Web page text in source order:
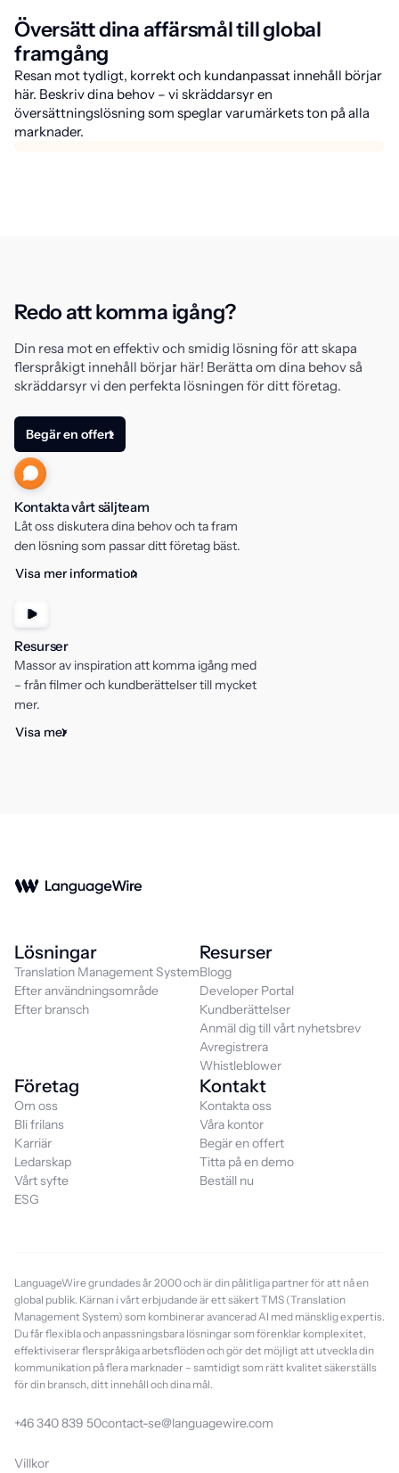
Översätt dina affärsmål till global
framgång
Resan mot tydligt, korrekt och kundanpassat innehåll börjar
här. Beskriv dina behov – vi skräddarsyr en
översättningslösning som speglar varumärkets ton på alla
marknader.
Redo att komma igång?
Din resa mot en effektiv och smidig lösning för att skapa
flerspråkigt innehåll börjar här! Berätta om dina behov så
skräddarsyr vi den perfekta lösningen för ditt företag.
Begär en offert
Kontakta vårt säljteam
Låt oss diskutera dina behov och ta fram
den lösning som passar ditt företag bäst.
Visa mer information
Resurser
Massor av inspiration att komma igång med
– från filmer och kundberättelser till mycket
mer.
Visa mer
Lösningar
Translation Management System
Efter användningsområde
Efter bransch
Resurser
Blogg
Developer Portal
Kundberättelser
Anmäl dig till vårt nyhetsbrev
Avregistrera
Whistleblower
Företag
Om oss
Bli frilans
Karriär
Ledarskap
Vårt syfte
ESG
Kontakt
Kontakta oss
Våra kontor
Begär en offert
Titta på en demo
Beställ nu
LanguageWire grundades år 2000 och är din pålitliga partner för att nå en
global publik. Kärnan i vårt erbjudande är ett säkert TMS (Translation
Management System) som kombinerar avancerad AI med mänsklig expertis.
Du får flexibla och anpassningsbara lösningar som förenklar komplexitet,
effektiviserar flerspråkiga arbetsflöden och gör det möjligt att utveckla din
kommunikation på flera marknader – samtidigt som rätt kvalitet säkerställs
för din bransch, ditt innehåll och dina mål.
+46 340 839 50contact-se@languagewire.com
Villkor